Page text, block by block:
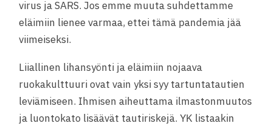
virus ja SARS. Jos emme muuta suhdettamme
eläimiin lienee varmaa, ettei tämä pandemia jää
viimeiseksi.
Liiallinen lihansyönti ja eläimiin nojaava
ruokakulttuuri ovat vain yksi syy tartuntatautien
leviämiseen. Ihmisen aiheuttama ilmastonmuutos
ja luontokato lisäävät tautiriskejä. YK listaakin